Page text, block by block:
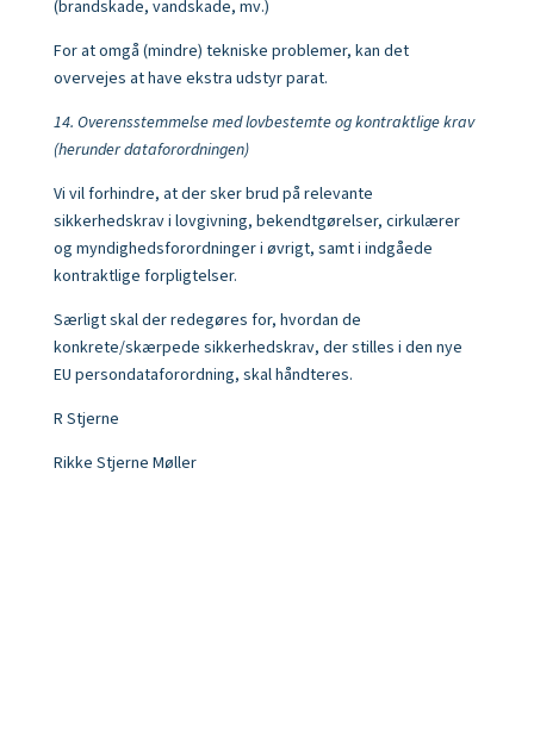
(brandskade, vandskade, mv.)
For at omgå (mindre) tekniske problemer, kan det
overvejes at have ekstra udstyr parat.
14. Overensstemmelse med lovbestemte og kontraktlige krav
(herunder dataforordningen)
Vi vil forhindre, at der sker brud på relevante
sikkerhedskrav i lovgivning, bekendtgørelser, cirkulærer
og myndighedsforordninger i øvrigt, samt i indgåede
kontraktlige forpligtelser.
Særligt skal der redegøres for, hvordan de
konkrete/skærpede sikkerhedskrav, der stilles i den nye
EU persondataforordning, skal håndteres.
R Stjerne
Rikke Stjerne Møller